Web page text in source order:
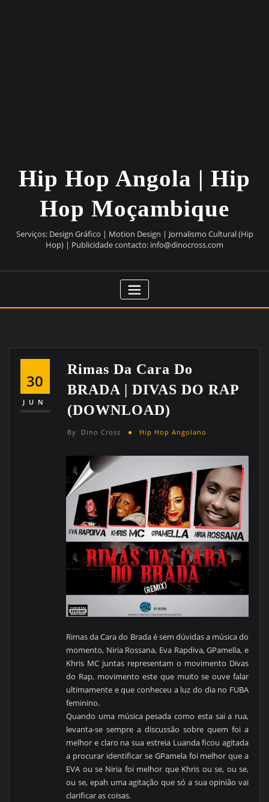
Hip Hop Angola | Hip
Hop Moçambique
Serviços: Design Gráfico | Motion Design | Jornalismo Cultural (Hip
Hop) | Publicidade contacto: info@dinocross.com
30
JUN
Rimas Da Cara Do
BRADA | DIVAS DO RAP
(DOWNLOAD)
By Dino Cross Hip Hop Angolano
Rimas da Cara do Brada é sem dúvidas a música do
momento, Niria Rossana, Eva Rapdiva, GPamella, e
Khris MC juntas representam o movimento Divas
do Rap, movimento este que muito se ouve falar
ultimamente e que conheceu a luz do dia no FUBA
feminino.
Quando uma música pesada como esta sai a rua,
levanta-se sempre a discussão sobre quem foi a
melhor e claro na sua estreia Luanda ficou agitada
a procurar identificar se GPamela foi melhor que a
EVA ou se Niria foi melhor que Khris ou se, ou se,
ou se, epah uma agitação que só a sua opinião vai
clarificar as coisas.